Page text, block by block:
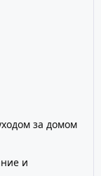
за домом
и